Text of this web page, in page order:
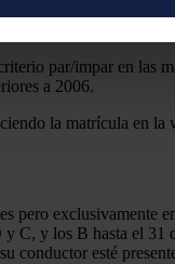
funciones de
que les haya
par/impar en las
a 2006.
la matrícula en
pero exclusivamente
y los B hasta el 31
conductor esté